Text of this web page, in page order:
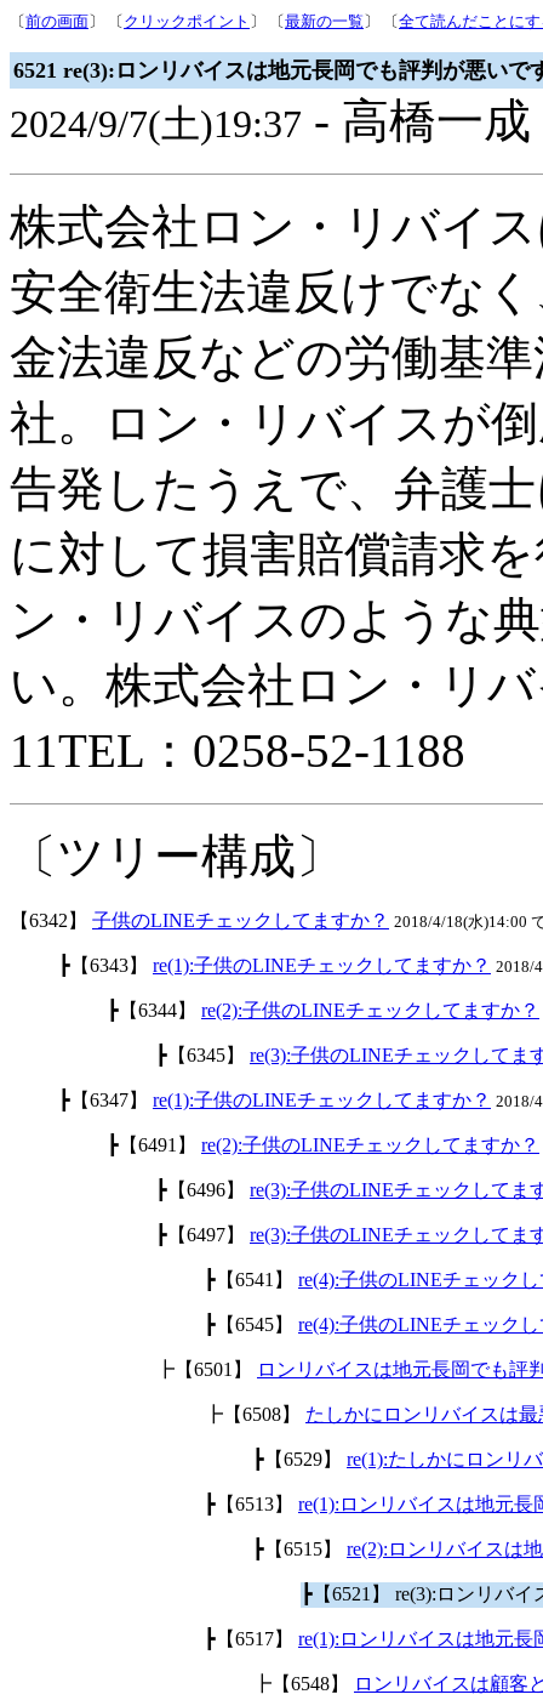
〔前の画面〕 〔 クリックポイント 〕 〔最新の一覧 〕 〔全て読んだことに
6521 re(3):ロンリバイスは地元長岡でも評判が悪いで
2024/9/7(土)19:37 - 高橋一
株式会社ロン・リバイ
安全衛生法違反けでな
金法違反などの労働基
社。ロン・リバイスが
告発したうえで、弁護
に対して損害賠償請求
ン・リバイスのような
い。株式会社ロン・リ
11TEL：0258-52-1188
〔ツリー構成〕
【6342】 子供のLINEチェックしてますか？ 2018/4/18(水)14:00
┣【6343】 re(1):子供のLINEチェックしてますか？ 2018/
┣【6344】 re(2):子供のLINEチェックしてますか？
┣【6345】 re(3):子供のLINEチェックしてま
┣【6347】 re(1):子供のLINEチェックしてますか？ 2018/
┣【6491】 re(2):子供のLINEチェックしてますか？
┣【6496】 re(3):子供のLINEチェックしてま
┣【6497】 re(3):子供のLINEチェックしてま
┣【6541】 re(4):子供のLINEチェック
┣【6545】 re(4):子供のLINEチェック
┣【6501】 ロンリバイスは地元長岡でも評
┣【6508】 たしかにロンリバイスは
┣【6529】 re(1):たしかにロンリ
┣【6513】 re(1):ロンリバイスは地元
┣【6515】 re(2):ロンリバイスは
┣【6521】 re(3):ロンリバ
┣【6517】 re(1):ロンリバイスは地元
┣【6548】 ロンリバイスは顧客